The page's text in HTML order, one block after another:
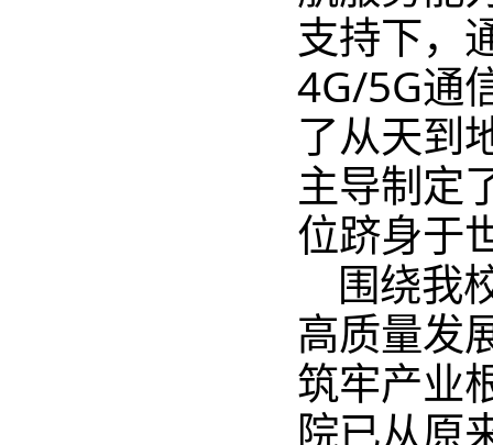
支持下，
4G/5G通
了从天到
主导制定
位跻身于
围绕我
高质量发
筑牢产业
院已从原